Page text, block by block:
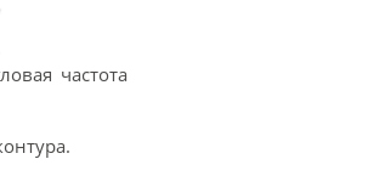
частота